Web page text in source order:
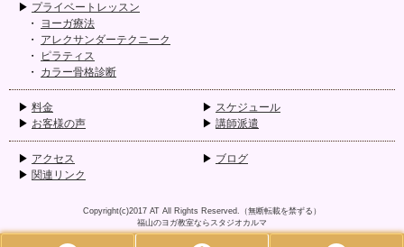
プライベートレッスン
ヨーガ療法
アレクサンダーテクニーク
ピラティス
カラー骨格診断
料金
スケジュール
お客様の声
講師派遣
アクセス
ブログ
関連リンク
Copyright(c)2017 AT All Rights Reserved.（無断転載を禁ずる）
福山のヨガ教室ならスタジオカルマ